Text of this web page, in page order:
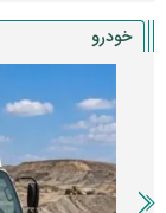
پیش‌بینی